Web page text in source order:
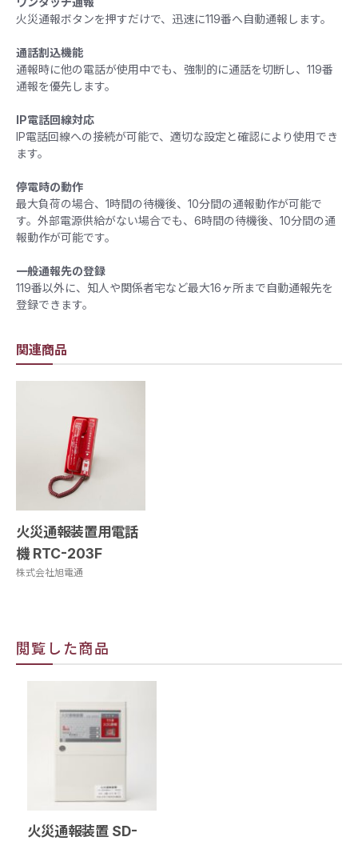
関連商品
火災通報装置用電話
機 RTC-203F
株式会社旭電通
火災通報ボタンを押すだけで、迅速に119番へ自動通報します。​
通話割込機能
通報時に他の電話が使用中でも、強制的に通話を切断し、119番
通報を優先します。​
IP電話回線対応
IP電話回線への接続が可能で、適切な設定と確認により使用でき
ます。​
停電時の動作
最大負荷の場合、1時間の待機後、10分間の通報動作が可能で
す。外部電源供給がない場合でも、6時間の待機後、10分間の通
報動作が可能です。​
一般通報先の登録
119番以外に、知人や関係者宅など最大16ヶ所まで自動通報先を
登録できます。​
閲覧した商品
火災通報装置 SD-